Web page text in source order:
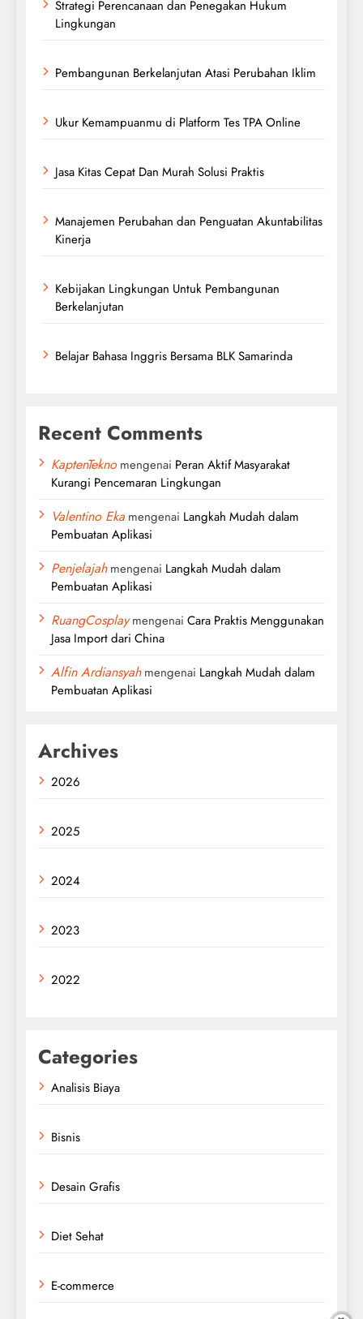
Strategi Perencanaan dan Penegakan Hukum
Lingkungan
Pembangunan Berkelanjutan Atasi Perubahan Iklim
Ukur Kemampuanmu di Platform Tes TPA Online
Jasa Kitas Cepat Dan Murah Solusi Praktis
Manajemen Perubahan dan Penguatan Akuntabilitas
Kinerja
Kebijakan Lingkungan Untuk Pembangunan
Berkelanjutan
Belajar Bahasa Inggris Bersama BLK Samarinda
Recent Comments
KaptenTeknomengenai Peran Aktif Masyarakat
Kurangi Pencemaran Lingkungan
Valentino Eka mengenai Langkah Mudah dalam
Pembuatan Aplikasi
Penjelajahmengenai Langkah Mudah dalam
Pembuatan Aplikasi
RuangCosplaymengenai Cara Praktis Menggunakan
Jasa Import dari China
Alfin Ardiansyahmengenai Langkah Mudah dalam
Pembuatan Aplikasi
Archives
2026
2025
2024
2023
2022
Categories
Analisis Biaya
Bisnis
Desain Grafis
Diet Sehat
E-commerce